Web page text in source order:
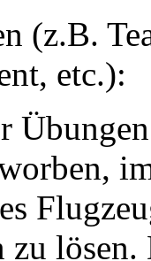
(z.B.
etc.):
zu